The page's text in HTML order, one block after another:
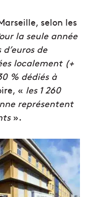
selon les
la seule année
de
localement (+
% dédiés à
« les 1 260
représentent
».